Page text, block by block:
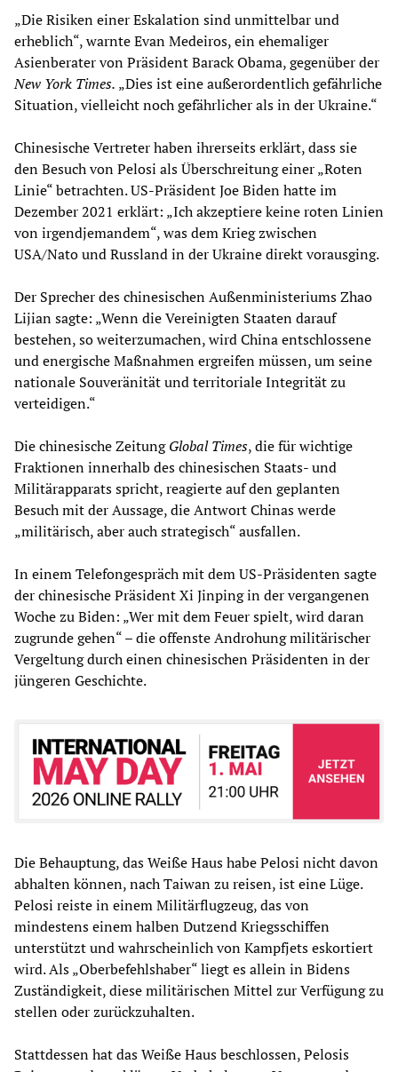
„Die Risiken einer Eskalation sind unmittelbar und
erheblich“, warnte Evan Medeiros, ein ehemaliger
Asienberater von Präsident Barack Obama, gegenüber der
New York Times. „Dies ist eine außerordentlich gefährliche
Situation, vielleicht noch gefährlicher als in der Ukraine.“
Chinesische Vertreter haben ihrerseits erklärt, dass sie
den Besuch von Pelosi als Überschreitung einer „Roten
Linie“ betrachten. US-Präsident Joe Biden hatte im
Dezember 2021 erklärt: „Ich akzeptiere keine roten Linien
von irgendjemandem“, was dem Krieg zwischen
USA/Nato und Russland in der Ukraine direkt vorausging.
Der Sprecher des chinesischen Außenministeriums Zhao
Lijian sagte: „Wenn die Vereinigten Staaten darauf
bestehen, so weiterzumachen, wird China entschlossene
und energische Maßnahmen ergreifen müssen, um seine
nationale Souveränität und territoriale Integrität zu
verteidigen.“
Die chinesische ZeitungGlobal Times, die für wichtige
Fraktionen innerhalb des chinesischen Staats- und
Militärapparats spricht, reagierte auf den geplanten
Besuch mit der Aussage, die Antwort Chinas werde
„militärisch, aber auch strategisch“ ausfallen.
In einem Telefongespräch mit dem US-Präsidenten sagte
der chinesische Präsident Xi Jinping in der vergangenen
Woche zu Biden: „Wer mit dem Feuer spielt, wird daran
zugrunde gehen“ – die offenste Androhung militärischer
Vergeltung durch einen chinesischen Präsidenten in der
jüngeren Geschichte.
Die Behauptung, das Weiße Haus habe Pelosi nicht davon
abhalten können, nach Taiwan zu reisen, ist eine Lüge.
Pelosi reiste in einem Militärflugzeug, das von
mindestens einem halben Dutzend Kriegsschiffen
unterstützt und wahrscheinlich von Kampfjets eskortiert
wird. Als „Oberbefehlshaber“ liegt es allein in Bidens
Zuständigkeit, diese militärischen Mittel zur Verfügung zu
stellen oder zurückzuhalten.
Stattdessen hat das Weiße Haus beschlossen, Pelosis